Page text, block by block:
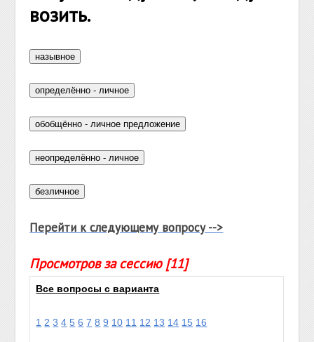
возить.
Перейти к следующему вопросу -->
Просмотров за сессию [11]
Все вопросы с варианта
1 2 3 4 5 6 7 8 9 10 11 12 13 14 15 16